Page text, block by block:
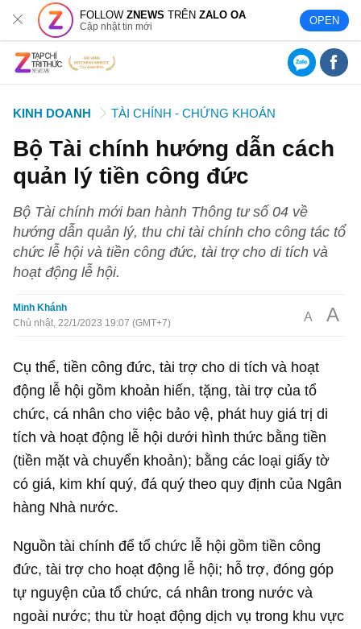
FOLLOWZNEWS TRÊNZALO OA
Cập nhật tin mới OPEN
KINH DOANH TÀI CHÍNH - CHỨNG KHOÁN
Bộ Tài chính hướng dẫn cách
quản lý tiền công đức
Bộ Tài chính mới ban hành Thông tư số 04 về
hướng dẫn quản lý, thu chi tài chính cho công tác tổ
chức lễ hội và tiền công đức, tài trợ cho di tích và
hoạt động lễ hội.
Minh Khánh
Chủ nhật, 22/1/2023 19:07 (GMT+7)
A A
Cụ thể, tiền công đức, tài trợ cho di tích và hoạt
động lễ hội gồm khoản hiến, tặng, tài trợ của tổ
chức, cá nhân cho việc bảo vệ, phát huy giá trị di
tích và hoạt động lễ hội dưới hình thức bằng tiền
(tiền mặt và chuyển khoản); bằng các loại giấy tờ
có giá, kim khí quý, đá quý theo quy định của Ngân
hàng Nhà nước.
Nguồn tài chính để tổ chức lễ hội gồm tiền công
đức, tài trợ cho hoạt động lễ hội; hỗ trợ, đóng góp
tự nguyện của tổ chức, cá nhân trong nước và
ngoài nước; thu từ hoạt động dịch vụ trong khu vực